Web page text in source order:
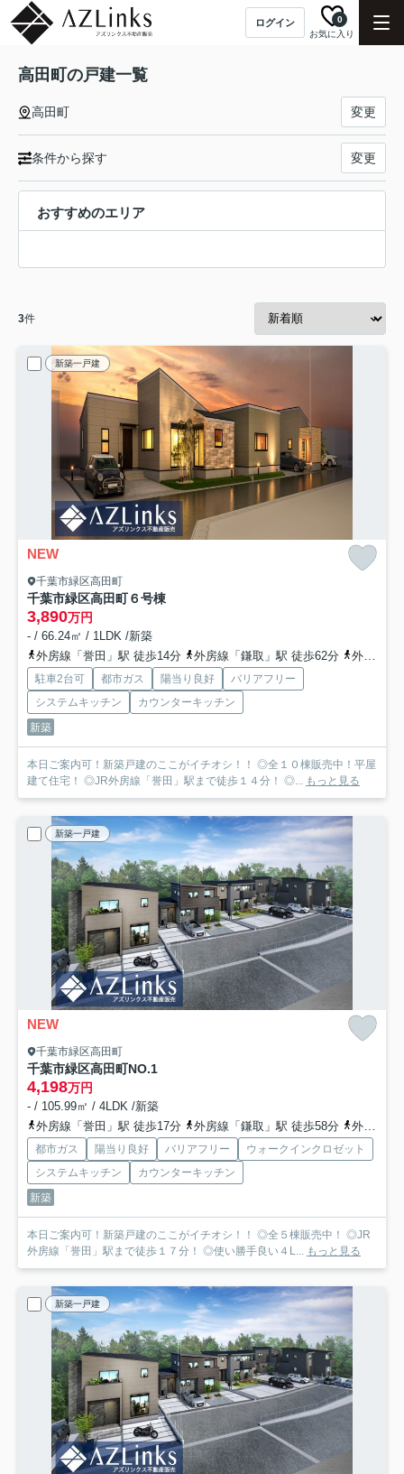
ログイン
お気に入り
0
高田町の戸建一覧
高田町 変更
条件から探す 変更
おすすめのエリア
3件
新築一戸建
NEW
千葉市緑区高田町
千葉市緑区高田町６号棟
3,890万円
- / 66.24㎡ / 1LDK /新築
外房線「誉田」駅 徒歩14分
外房線「鎌取」駅 徒歩62分 外房線「土気」駅 徒歩69分
駐車2台可 都市ガス 陽当り良好
バリアフリー
システムキッチン
カウンターキッチン
新築
本日ご案内可！新築戸建のここがイチオシ！！ ◎全１０棟販売中！平屋
建て住宅！ ◎JR外房線「誉田」駅まで徒歩１４分！ ◎... もっと見る
新築一戸建
NEW
千葉市緑区高田町
千葉市緑区高田町NO.1
4,198万円
- / 105.99㎡ / 4LDK /新築
外房線「誉田」駅 徒歩17分
外房線「鎌取」駅 徒歩58分 外房線「土気」駅 徒歩68分
都市ガス 陽当り良好 バリアフリー
ウォークインクロゼット
システムキッチン
カウンターキッチン
新築
本日ご案内可！新築戸建のここがイチオシ！！ ◎全５棟販売中！ ◎JR
外房線「誉田」駅まで徒歩１７分！ ◎使い勝手良い４L... もっと見る
新築一戸建